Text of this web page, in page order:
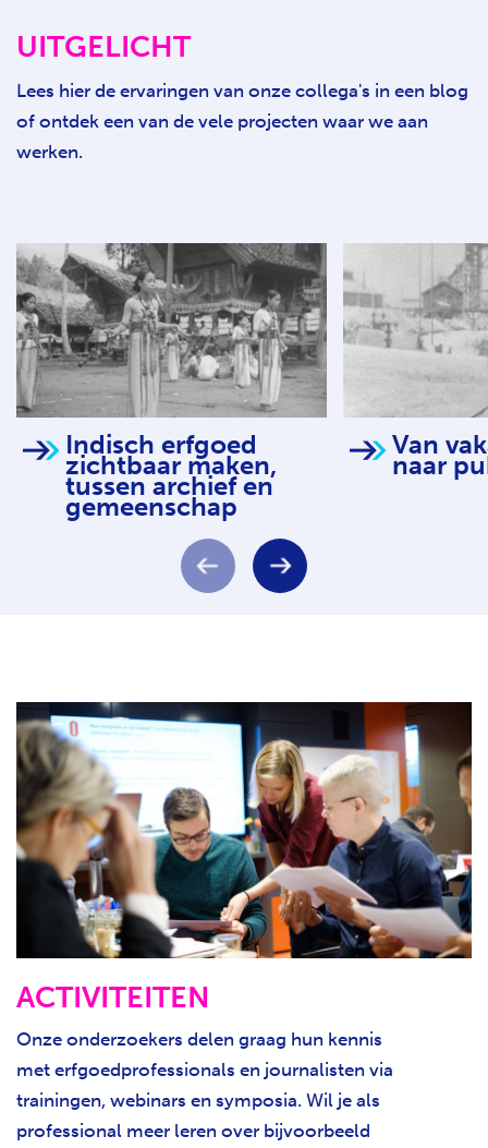
UITGELICHT
Lees hier de ervaringen van onze collega's in een blog
of ontdek een van de vele projecten waar we aan
werken.
Indisch erfgoed
zichtbaar maken,
tussen archief en
gemeenschap
Van
naar
ACTIVITEITEN
Onze onderzoekers delen graag hun kennis
met erfgoedprofessionals en journalisten via
trainingen, webinars en symposia. Wil je als
professional meer leren over bijvoorbeeld